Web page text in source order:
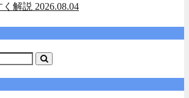
く解説 2026.08.04